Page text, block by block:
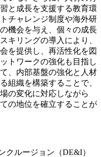
と成長を支援する教育環
チャレンジ制度や海外研
機会を与え、個々の成長
キリングの導入により、
を提供し、再活性化を図
トワークの強化も目指し
、内部基盤の強化と人材
組織を構築することで、
の変化に対応しながら
の地位を確立することが
クルージョン（DE&I）